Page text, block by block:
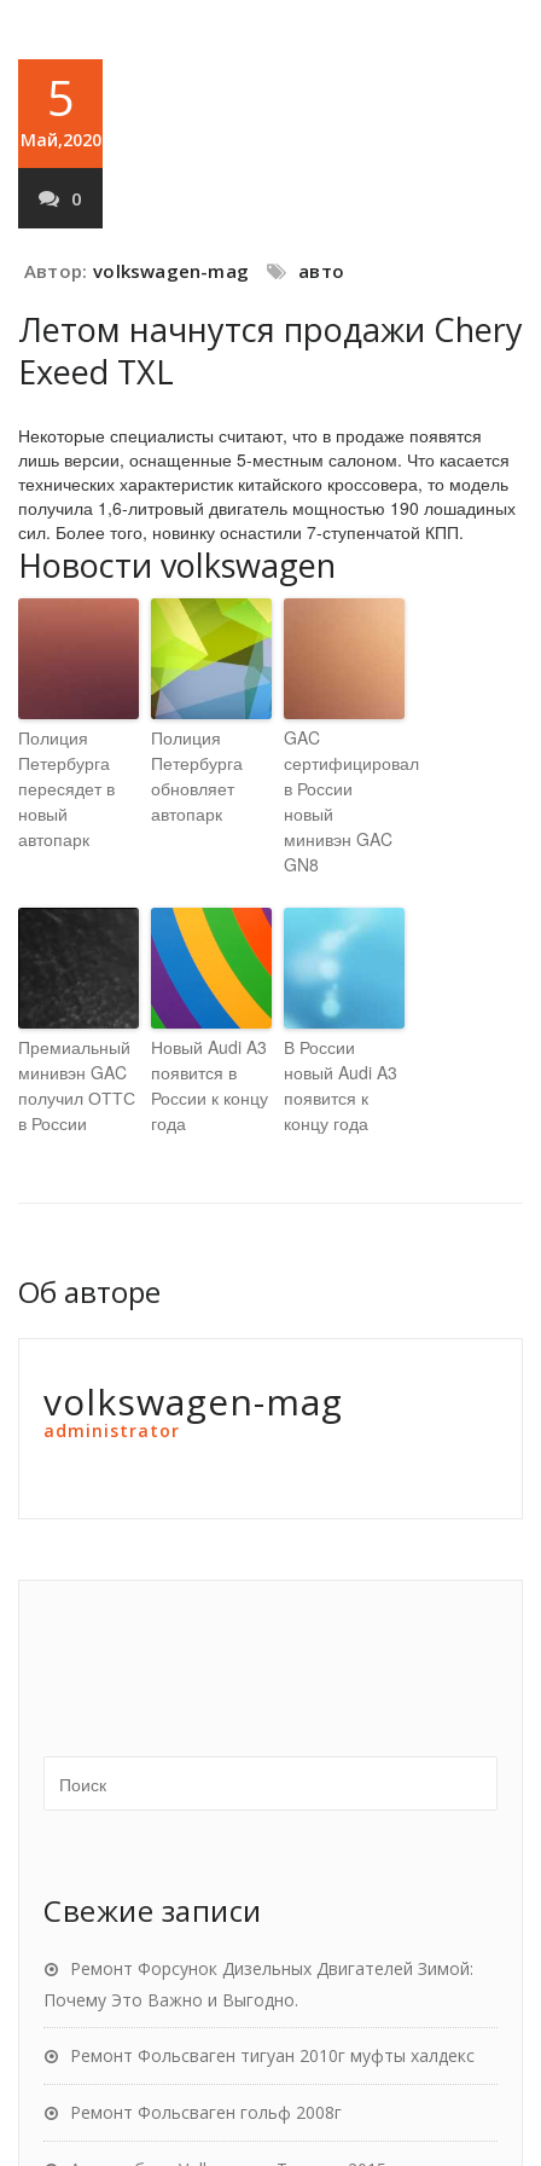
5
Май,2020
0
Автор: volkswagen-mag авто
Летом начнутся продажи Chery
Exeed TXL
Некоторые специалисты считают, что в продаже появятся
лишь версии, оснащенные 5-местным салоном. Что касается
технических характеристик китайского кроссовера, то модель
получила 1,6-литровый двигатель мощностью 190 лошадиных
сил. Более того, новинку оснастили 7-ступенчатой КПП.
Новости volkswagen
Полиция
Петербурга
пересядет в
новый
автопарк
Полиция
Петербурга
обновляет
автопарк
GAC
сертифицировал
в России
новый
минивэн GAC
GN8
Премиальный
минивэн GAC
получил ОТТС
в России
Новый Audi A3
появится в
России к концу
года
В России
новый Audi A3
появится к
концу года
Об авторе
volkswagen-mag
administrator
Свежие записи
Ремонт Форсунок Дизельных Двигателей Зимой:
Почему Это Важно и Выгодно.
Ремонт Фольсваген тигуан 2010г муфты халдекс
Ремонт Фольсваген гольф 2008г